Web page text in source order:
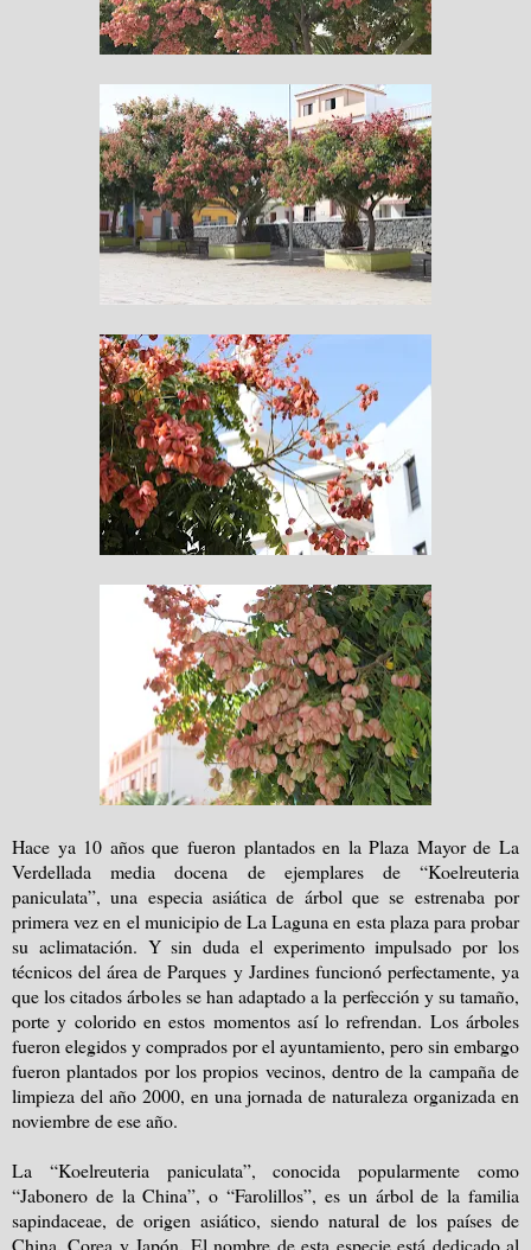
Hace ya 10 años que fueron plantados en la Plaza Mayor de La
Verdellada media docena de ejemplares de “Koelreuteria
paniculata”, una especia asiática de árbol que se estrenaba por
primera vez en el municipio de La Laguna en esta plaza para probar
su aclimatación. Y sin duda el experimento impulsado por los
técnicos del área de Parques y Jardines funcionó perfectamente, ya
que los citados árboles se han adaptado a la perfección y su tamaño,
porte y colorido en estos momentos así lo refrendan. Los árboles
fueron elegidos y comprados por el ayuntamiento, pero sin embargo
fueron plantados por los propios vecinos, dentro de la campaña de
limpieza del año 2000, en una jornada de naturaleza organizada en
noviembre de ese año.
La “Koelreuteria paniculata”, conocida popularmente como
“Jabonero de la China”, o “Farolillos”, es un árbol de la familia
sapindaceae, de origen asiático, siendo natural de los países de
China, Corea y Japón. El nombre de esta especie está dedicado al